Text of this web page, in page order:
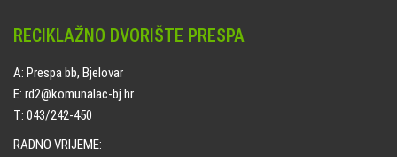
RECIKLAŽNO DVORIŠTE PRESPA
A: Prespa bb, Bjelovar
E: rd2@komunalac-bj.hr
T: 043/242-450
RADNO VRIJEME: